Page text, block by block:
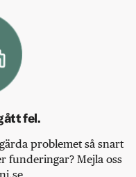
fel.
problemet så snart
funderingar? Mejla oss